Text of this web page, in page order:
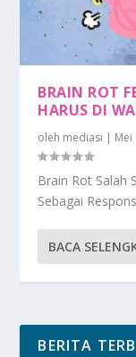
BRAIN ROT
HARUS DI
oleh mediasi | Mei
Brain Rot Salah
Sebagai
BACA
BERITA